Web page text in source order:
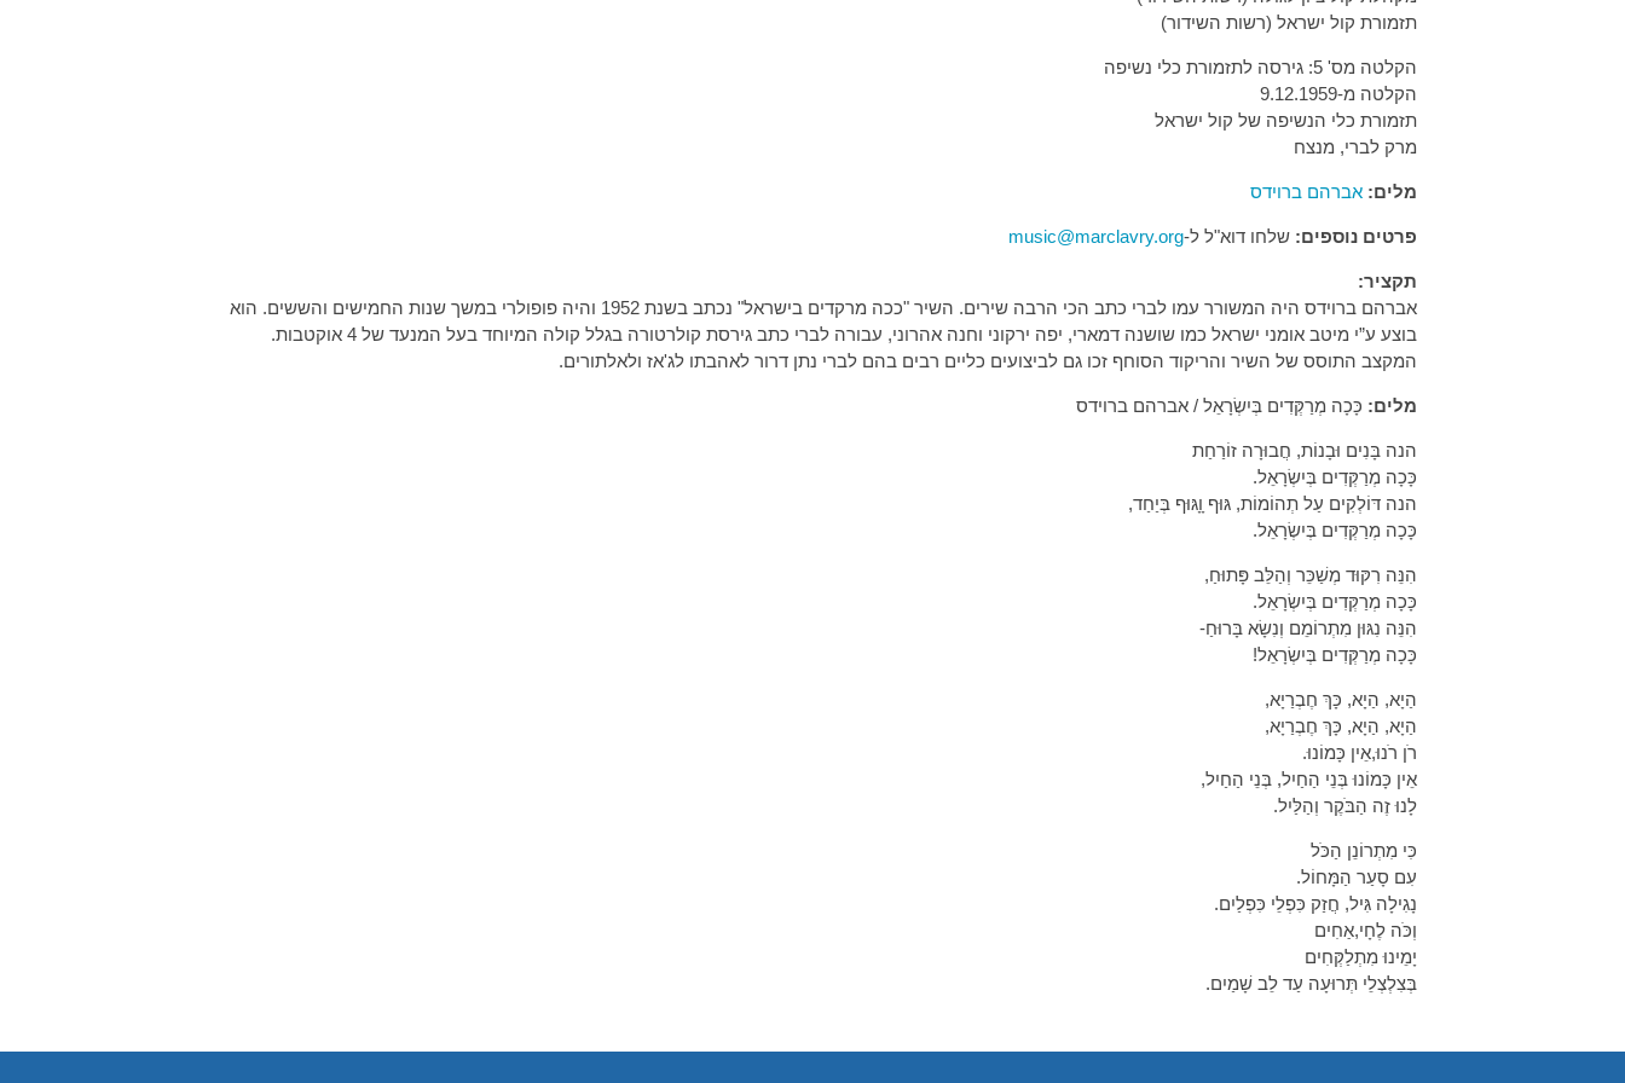
תזמורת קול ישראל (רשות השידור)
הקלטה מס' 5: גירסה לתזמורת כלי נשיפה
הקלטה מ-9.12.1959
תזמורת כלי הנשיפה של קול ישראל
מרק לברי, מנצח
מלים: אברהם ברוידס
פרטים נוספים: שלחו דוא"ל ל-music@marclavry.org
תקציר:
אברהם ברוידס היה המשורר עמו לברי כתב הכי הרבה שירים. השיר "ככה מרקדים בישראל" נכתב בשנת 1952 והיה פופולרי במשך שנות החמישים והששים. הוא
בוצע ע”י מיטב אומני ישראל כמו שושנה דמארי, יפה ירקוני וחנה אהרוני, עבורה לברי כתב גירסת קולרטורה בגלל קולה המיוחד בעל המנעד של 4 אוקטבות.
המקצב התוסס של השיר והריקוד הסוחף זכו גם לביצועים כליים רבים בהם לברי נתן דרור לאהבתו לג'אז ולאלתורים.
מלים: כָּכָה מְרַקְּדִים בְּיִשְׂרָאֵל / אברהם ברוידס
הנה בָּנִים וּבָנוֹת, חֲבוּרָה זוֹרַחַת
כָּכָה מְרַקְּדִים בְּיִשְׂרָאֵל.
הנה דּוֹלְקִים עַל תְהוֹמוֹת, גּוּף וָָגּוּף בְּיַחַד,
כָּכָה מְרַקְּדִים בְּיִשְׂרָאֵל.
הִנֵּה רִקּוּד מְשַׁכֵּר וְהַלֵּב פָּתוּחַ,
כָּכָה מְרַקְּדִים בְּיִשְׂרָאֵל.
הִנֵּה נִגּוּן מִתְרוֹמֵם וְנִשָׂא בָּרוּחַ-
כָּכָה מְרַקְּדִים בְּיִשְׂרָאֵל!
הַיָא, הַיָא, כָּךְ חֶבְרַיָא,
הַיָא, הַיָא, כָּךְ חֶבְרַיָא,
רֹן רֹנוּ,אֵין כָּמוֹנוּ.
אֵין כָּמוֹנוּ בְּנֵי הַחַיִל, בְּנֵי הַחַיִל,
לָנוּ זֶה הַבֹּקֶר וְהַלַּיִל.
כִּי מִתְרוֹנֵן הַכֹּל
עִם סָעַר הַמָּחוֹל.
נָגִילָה גִּיל, חֲזַק כִּפְלֵי כִּפְלַיִם.
וְכֹּה לֶחָי,אַחִים
יָמֵינוּ מִתְלַקְּחִים
בְּצִלְצְלֵי תְּרוּעָה עַד לֵב שָׁמַיִם.